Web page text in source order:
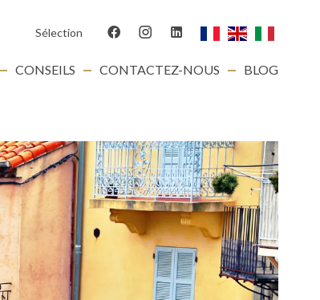
Sélection
CONSEILS CONTACTEZ-NOUS BLOG